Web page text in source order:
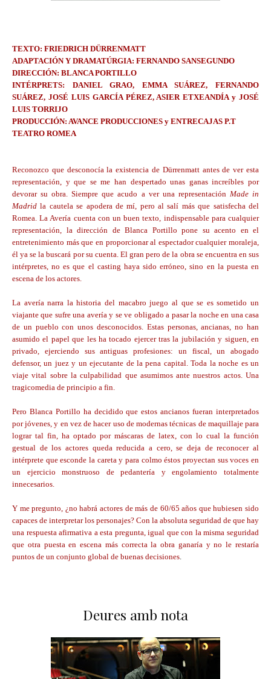
TEXTO: FRIEDRICH DÜRRENMATT
ADAPTACIÓN Y DRAMATÚRGIA: FERNANDO SANSEGUNDO
DIRECCIÓN: BLANCA PORTILLO
INTÉRPRETS: DANIEL GRAO, EMMA SUÁREZ, FERNANDO
SUÁREZ, JOSÉ LUIS GARCÍA PÉREZ, ASIER ETXEANDÍA y JOSÉ
LUIS TORRIJO
PRODUCCIÓN: AVANCE PRODUCCIONES y ENTRECAJAS P.T
TEATRO ROMEA
Reconozco que desconocía la existencia de Dürrenmatt antes de ver esta
representación, y que se me han despertado unas ganas increíbles por
devorar su obra. Siempre que acudo a ver una representación Made in
Madrid la cautela se apodera de mí, pero al salí más que satisfecha del
Romea. La Avería cuenta con un buen texto, indispensable para cualquier
representación, la dirección de Blanca Portillo pone su acento en el
entretenimiento más que en proporcionar al espectador cualquier moraleja,
él ya se la buscará por su cuenta. El gran pero de la obra se encuentra en sus
intérpretes, no es que el casting haya sido erróneo, sino en la puesta en
escena de los actores.
La avería narra la historia del macabro juego al que se es sometido un
viajante que sufre una avería y se ve obligado a pasar la noche en una casa
de un pueblo con unos desconocidos. Estas personas, ancianas, no han
asumido el papel que les ha tocado ejercer tras la jubilación y siguen, en
privado, ejerciendo sus antiguas profesiones: un fiscal, un abogado
defensor, un juez y un ejecutante de la pena capital. Toda la noche es un
viaje vital sobre la culpabilidad que asumimos ante nuestros actos. Una
tragicomedia de principio a fin.
Pero Blanca Portillo ha decidido que estos ancianos fueran interpretados
por jóvenes, y en vez de hacer uso de modernas técnicas de maquillaje para
lograr tal fin, ha optado por máscaras de latex, con lo cual la función
gestual de los actores queda reducida a cero, se deja de reconocer al
intérprete que esconde la careta y para colmo éstos proyectan sus voces en
un ejercicio monstruoso de pedantería y engolamiento totalmente
innecesarios.
Y me pregunto, ¿no habrá actores de más de 60/65 años que hubiesen sido
capaces de interpretar los personajes? Con la absoluta seguridad de que hay
una respuesta afirmativa a esta pregunta, igual que con la misma seguridad
que otra puesta en escena más correcta la obra ganaría y no le restaría
puntos de un conjunto global de buenas decisiones.
Deures amb nota